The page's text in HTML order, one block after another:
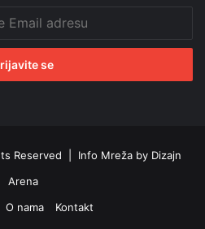
Reserved | Info Mreža by Dizajn
Arena
O nama Kontakt